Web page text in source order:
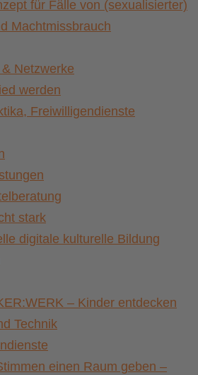
für Fälle von (sexualisierter)
Machtmissbrauch
Netzwerke
werden
Freiwilligendienste
stark
digitale kulturelle Bildung
– Kinder entdecken
Technik
einen Raum geben –